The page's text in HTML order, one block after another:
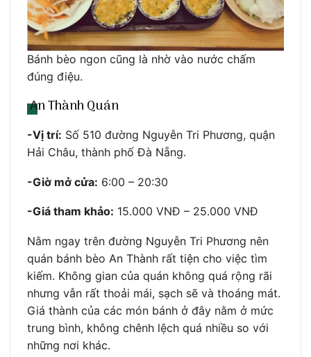
Bánh bèo ngon cũng là nhờ vào nước chấm
đúng điệu.
An Thành Quán
-Vị trí: Số 510 đường Nguyễn Tri Phương, quận
Hải Châu, thành phố Đà Nẵng.
-Giờ mở cửa: 6:00 – 20:30
-Giá tham khảo: 15.000 VNĐ – 25.000 VNĐ
Nằm ngay trên đường Nguyễn Tri Phương nên
quán bánh bèo An Thành rất tiện cho việc tìm
kiếm. Không gian của quán không quá rộng rãi
nhưng vẫn rất thoải mái, sạch sẽ và thoáng mát.
Giá thành của các món bánh ở đây nằm ở mức
trung bình, không chênh lệch quá nhiều so với
những nơi khác.